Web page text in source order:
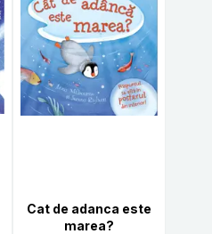
Cat de adanca este
marea?